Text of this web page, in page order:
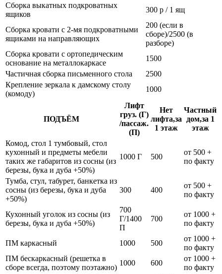
Сборка выкатных подкроватных
ящиков
300 р / 1 ящ
Сборка кровати с 2-мя подкроватными
ящиками на направляющих
200 (если в
сборе)/2500 (в
разборе)
Сборка кровати с ортопедическим
основание на металлокаркасе
1500
Частичная сборка письменного стола
2500
Крепление зеркала к дамскому столу
(комоду)
1000
ПОДЪЁМ
Лифт
груз. (Г)
/пассаж.
(П)
Нет
лифта,за
1 этаж
Частный
дом,за 1
этаж
Комод, стол 1 тумбовый, стол
кухонный и предметы мебели
таких же габаритов из сосны (из
березы, бука и дуба +50%)
1000 Г 500
от 500 +
по факту
Тумба, стул, табурет, банкетка из
сосны (из березы, бука и дуба
+50%)
300 400
от 500 +
по факту
Кухонный уголок из сосны (из
березы, бука и дуба +50%)
700
Г/1400
П
700
от 1000 +
по факту
ПМ каркасный 1000 500
от 1000 +
по факту
ПМ бескаркасный (решетка в
сборе всегда, поэтому поэтажно)
1000 600
от 1000 +
по факту